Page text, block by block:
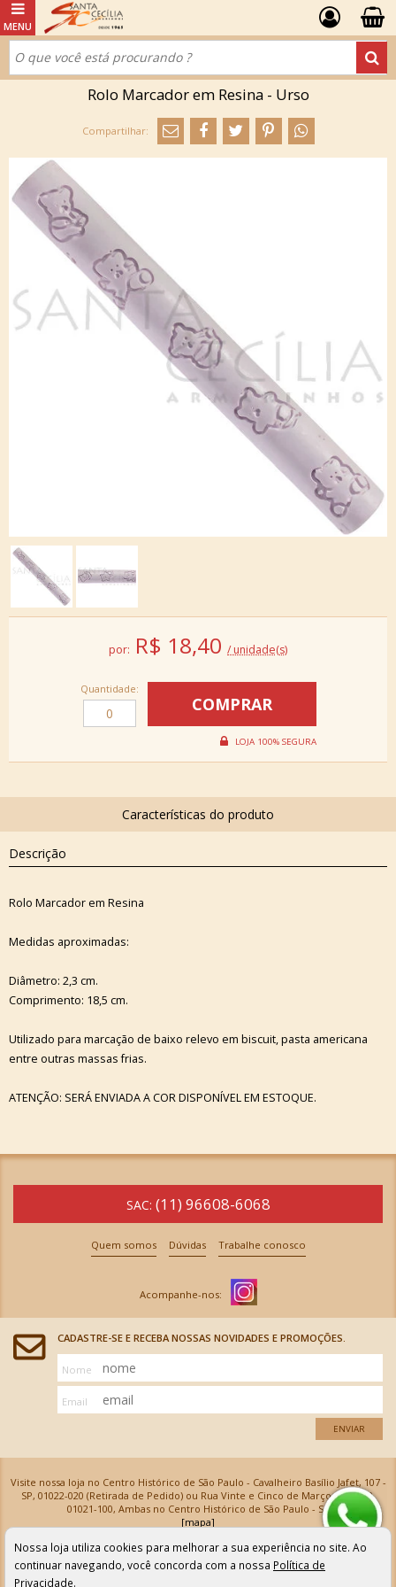
Rolo Marcador em Resina - Urso
por: R$ 18,40 / unidade(s)
Quantidade:
Descrição
Rolo Marcador em Resina
Medidas aproximadas:
Diâmetro: 2,3 cm.
Comprimento: 18,5 cm.
Utilizado para marcação de baixo relevo em biscuit, pasta americana
entre outras massas frias.
ATENÇÃO: SERÁ ENVIADA A COR DISPONÍVEL EM ESTOQUE.
SAC: (11) 96608-6068
Quem somos Dúvidas Trabalhe conosco
CADASTRE-SE E RECEBA NOSSAS NOVIDADES E PROMOÇÕES.
Nome
Email
ENVIAR
Visite nossa loja no Centro Histórico de São Paulo - Cavalheiro Basílio Jafet, 107 -
SP, 01022-020 (Retirada de Pedido) ou Rua Vinte e Cinco de Março, 576 - SP,
01021-100, Ambas no Centro Histórico de São Paulo - SP
[mapa]
Armarinhos Santa Cecília Ltda | CNPJ: 61.069.639/0001-18
Os preços e as condições de pagamento apresentadas na loja virtual não valem para nossa loja física e
podem sofrer alterações sem aviso prévio. Vendas com cartão de crédito sujeitas a análise e
confirmação de dados.
Nossa loja utiliza cookies para melhorar a sua experiência no site. Ao
continuar navegando, você concorda com a nossa Política de
Privacidade.